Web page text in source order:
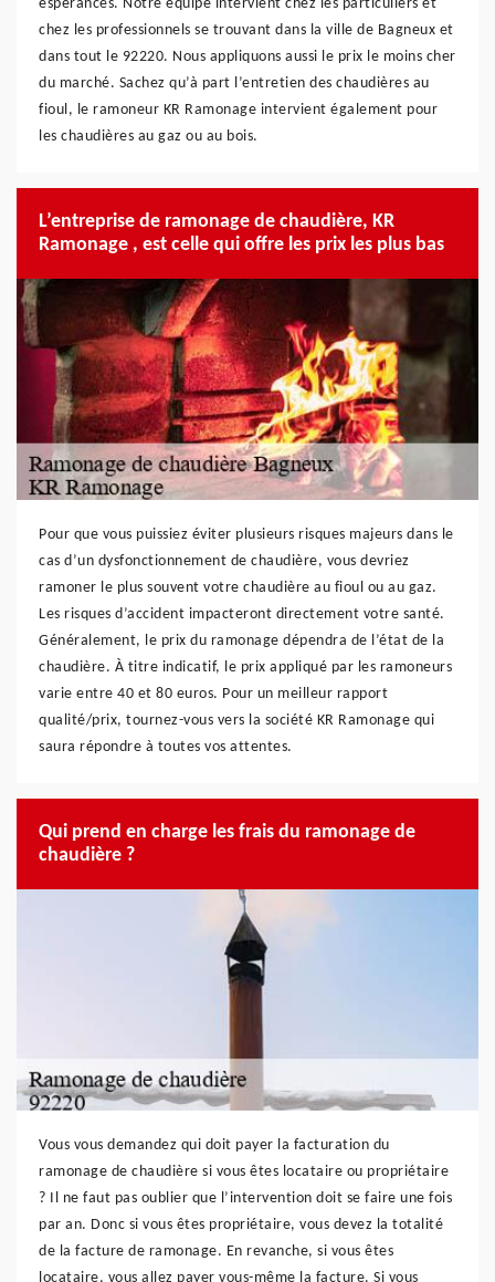
espérances. Notre équipe intervient chez les particuliers et
chez les professionnels se trouvant dans la ville de Bagneux et
dans tout le 92220. Nous appliquons aussi le prix le moins cher
du marché. Sachez qu’à part l’entretien des chaudières au
fioul, le ramoneur KR Ramonage intervient également pour
les chaudières au gaz ou au bois.
L’entreprise de ramonage de chaudière, KR
Ramonage , est celle qui offre les prix les plus bas
Pour que vous puissiez éviter plusieurs risques majeurs dans le
cas d’un dysfonctionnement de chaudière, vous devriez
ramoner le plus souvent votre chaudière au fioul ou au gaz.
Les risques d’accident impacteront directement votre santé.
Généralement, le prix du ramonage dépendra de l’état de la
chaudière. À titre indicatif, le prix appliqué par les ramoneurs
varie entre 40 et 80 euros. Pour un meilleur rapport
qualité/prix, tournez-vous vers la société KR Ramonage qui
saura répondre à toutes vos attentes.
Qui prend en charge les frais du ramonage de
chaudière ?
Vous vous demandez qui doit payer la facturation du
ramonage de chaudière si vous êtes locataire ou propriétaire
? Il ne faut pas oublier que l’intervention doit se faire une fois
par an. Donc si vous êtes propriétaire, vous devez la totalité
de la facture de ramonage. En revanche, si vous êtes
locataire, vous allez payer vous-même la facture. Si vous